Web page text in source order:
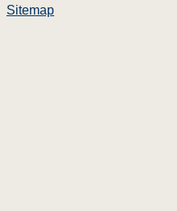
Sitemap